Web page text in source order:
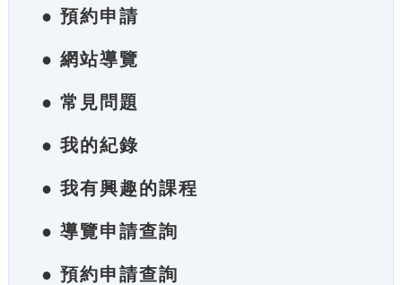
● 預約申請
● 網站導覽
● 常見問題
● 我的紀錄
● 我有興趣的課程
● 導覽申請查詢
● 預約申請查詢